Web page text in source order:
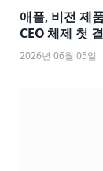
애플, 비전 제
CEO 체제 첫
2026년 06월 05일